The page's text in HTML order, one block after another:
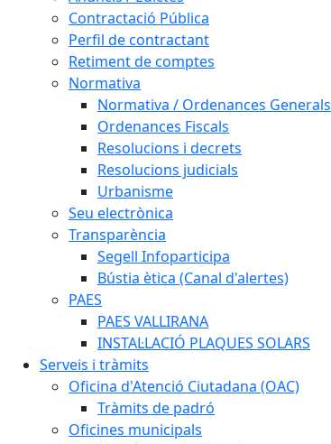
Contractació Pública
Perfil de contractant
Retiment de comptes
Normativa
Normativa / Ordenances Generals
Ordenances Fiscals
Resolucions i decrets
Resolucions judicials
Urbanisme
Seu electrònica
Transparència
Segell Infoparticipa
Bústia ètica (Canal d'alertes)
PAES
PAES VALLIRANA
INSTAL·LACIÓ PLAQUES SOLARS
Serveis i tràmits
Oficina d'Atenció Ciutadana (OAC)
Tràmits de padró
Oficines municipals